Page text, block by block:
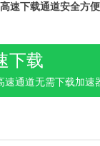
速下载通道安全方
下载
速通道无需下载加速